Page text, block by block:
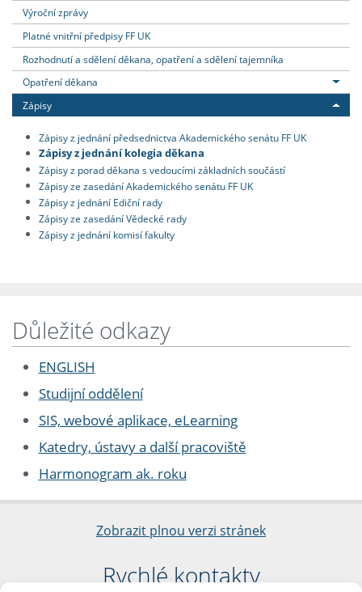
Výroční zprávy
Platné vnitřní předpisy FF UK
Rozhodnutí a sdělení děkana, opatření a sdělení tajemníka
Opatření děkana
Zápisy
Zápisy z jednání předsednictva Akademického senátu FF UK
Zápisy z jednání kolegia děkana
Zápisy z porad děkana s vedoucími základních součástí
Zápisy ze zasedání Akademického senátu FF UK
Zápisy z jednání Ediční rady
Zápisy ze zasedání Vědecké rady
Zápisy z jednání komisí fakulty
Důležité odkazy
ENGLISH
Studijní oddělení
SIS, webové aplikace, eLearning
Katedry, ústavy a další pracoviště
Harmonogram ak. roku
Zobrazit plnou verzi stránek
Rychlé kontakty